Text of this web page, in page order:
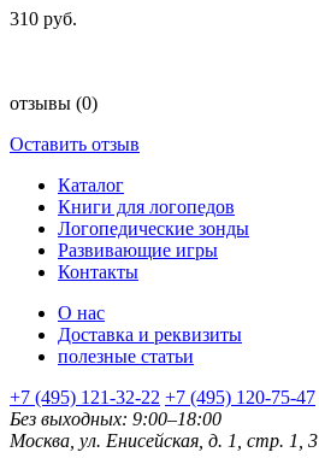
310 руб.
отзывы (0)
Оставить отзыв
Каталог
Книги для логопедов
Логопедические зонды
Развивающие игры
Контакты
О нас
Доставка и реквизиты
полезные статьи
+7 (495) 121-32-22 +7 (495) 120-75-47
Без выходных: 9:00–18:00
Москва, ул. Енисейская, д. 1, стр.